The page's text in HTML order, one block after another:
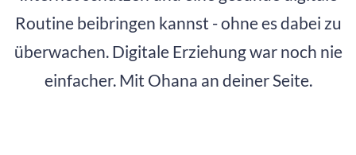
Routine beibringen kannst - ohne es dabei zu
überwachen. Digitale Erziehung war noch nie
einfacher. Mit Ohana an deiner Seite.